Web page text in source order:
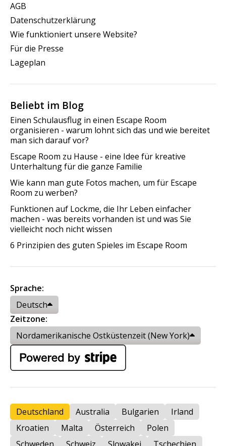
AGB
Datenschutzerklärung
Wie funktioniert unsere Website?
Für die Presse
Lageplan
Beliebt im Blog
Einen Schulausflug in einen Escape Room
organisieren - warum lohnt sich das und wie bereitet
man sich darauf vor?
Escape Room zu Hause - eine Idee für kreative
Unterhaltung für die ganze Familie
Wie kann man gute Fotos machen, um für Escape
Room zu werben?
Funktionen auf Lockme, die Ihr Leben einfacher
machen - was bereits vorhanden ist und was Sie
vielleicht noch nicht wissen
6 Prinzipien des guten Spieles im Escape Room
Sprache:
Deutsch
Zeitzone:
Nordamerikanische Ostküstenzeit (New York)
Deutschland Australia Bulgarien
Irland
Kroatien
Malta Österreich
Polen